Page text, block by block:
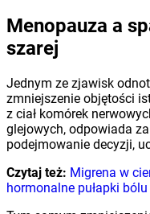
Menopauza a
szarej
Jednym ze zjawisk
zmniejszenie objętości
z ciał komórek
glejowych, odpowiada
podejmowanie decyzji,
Czytaj też: Migrena w
hormonalne pułapki bólu